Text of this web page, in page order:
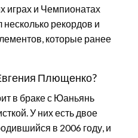
играх и Чемпионатах
рекордов и
которые ранее
Плющенко?
в браке с Юаньянь
У них есть двое
в 2006 году, и